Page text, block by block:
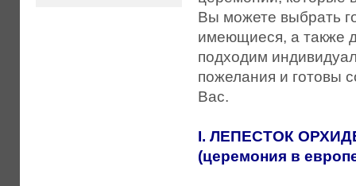
Вы можете выбрать
имеющиеся, а также
подходим
пожелания и готовы
Вас.
I. ЛЕПЕСТОК
(церемония в